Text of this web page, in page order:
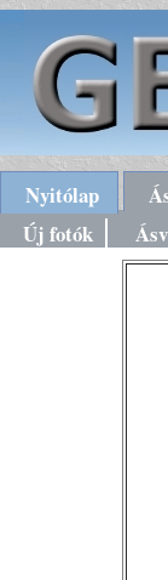
Nyitólap
Új fotók